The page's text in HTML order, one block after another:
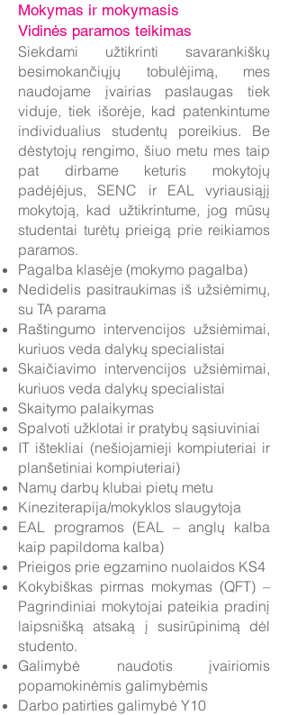
Mokymas ir mokymasis
Vidinės paramos teikimas
Siekdami užtikrinti savarankiškų
besimokančiųjų tobulėjimą, mes
naudojame įvairias paslaugas tiek
viduje, tiek išorėje, kad patenkintume
individualius studentų poreikius. Be
dėstytojų rengimo, šiuo metu mes taip
pat dirbame keturis mokytojų
padėjėjus, SENC ir EAL vyriausiąjį
mokytoją, kad užtikrintume, jog mūsų
studentai turėtų prieigą prie reikiamos
paramos.
Pagalba klasėje (mokymo pagalba)
Nedidelis pasitraukimas iš užsiėmimų,
su TA parama
Raštingumo intervencijos užsiėmimai,
kuriuos veda dalykų specialistai
Skaičiavimo intervencijos užsiėmimai,
kuriuos veda dalykų specialistai
Skaitymo palaikymas
Spalvoti užklotai ir pratybų sąsiuviniai
IT ištekliai (nešiojamieji kompiuteriai ir
planšetiniai kompiuteriai)
Namų darbų klubai pietų metu
Kineziterapija/mokyklos slaugytoja
EAL programos (EAL – anglų kalba
kaip papildoma kalba)
Prieigos prie egzamino nuolaidos KS4
Kokybiškas pirmas mokymas (QFT) –
Pagrindiniai mokytojai pateikia pradinį
laipsnišką atsaką į susirūpinimą dėl
studento.
Galimybė naudotis įvairiomis
popamokinėmis galimybėmis
Darbo patirties galimybė Y10